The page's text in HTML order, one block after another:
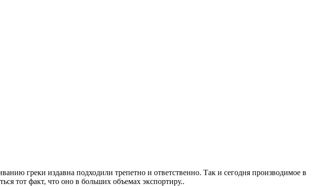
греки издавна подходили трепетно и ответственно. Так и сегодня производимое в
тот факт, что оно в больших объемах экспортиру..